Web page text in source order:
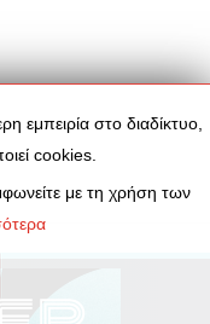
εμπειρία στο διαδίκτυο,
cookies.
με τη χρήση των